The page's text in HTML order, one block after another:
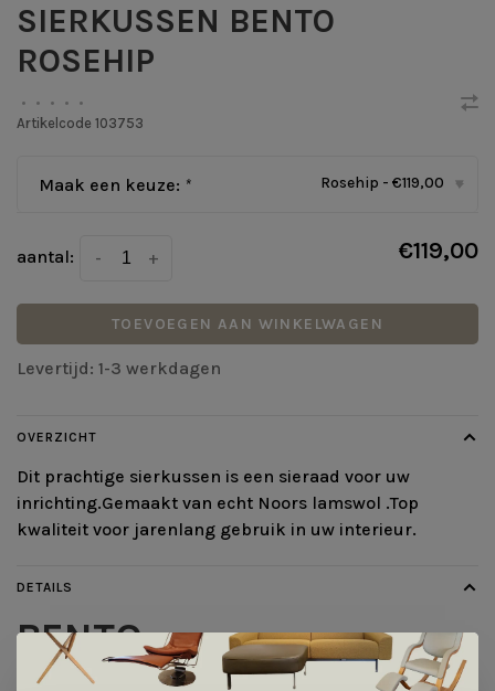
SIERKUSSEN BENTO
ROSEHIP
• • • •
•
Artikelcode 103753
Maak een keuze: * Rosehip - €119,00 ▾
aantal: +
- €119,00
TOEVOEGEN AAN WINKELWAGEN
Levertijd: 1-3 werkdagen
OVERZICHT
Dit prachtige sierkussen is een sieraad voor uw
inrichting.Gemaakt van echt Noors lamswol .Top
kwaliteit voor jarenlang gebruik in uw interieur.
DETAILS
BENTO